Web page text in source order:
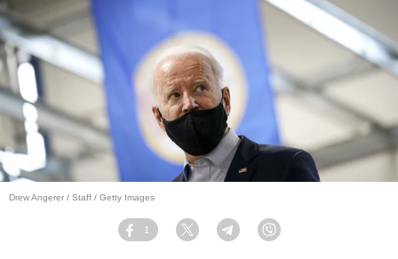
Drew Angerer / Staff / Getty Images
Facebook
1
Twitter TelegramViber